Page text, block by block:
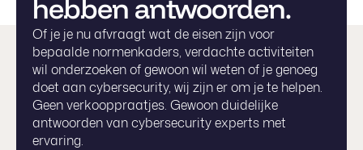
hebben antwoorden.
Of je je nu afvraagt wat de eisen zijn voor
bepaalde normenkaders, verdachte activiteiten
wil onderzoeken of gewoon wil weten of je genoeg
doet aan cybersecurity, wij zijn er om je te helpen.
Geen verkooppraatjes. Gewoon duidelijke
antwoorden van cybersecurity experts met
ervaring.